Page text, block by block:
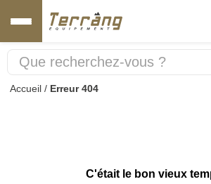
Accueil / Erreur 404
C'était le bon vieux